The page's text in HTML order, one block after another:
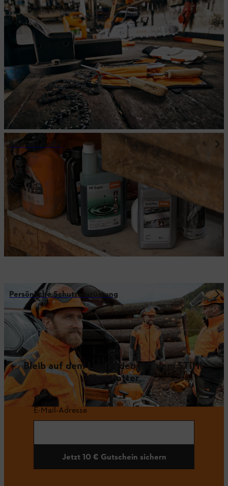
Betriebsstoffe
Persönliche Schutzausrüstung
Bleib auf dem Laufenden mit dem STIHL
Newsletter
E-Mail-Adresse
Jetzt 10 € Gutschein sichern